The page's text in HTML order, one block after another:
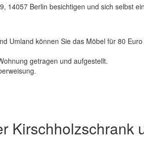
14057 Berlin besichtigen und sich selbst
Umland können Sie das Möbel für 80
getragen und aufgestellt.
Kirschholzschrank